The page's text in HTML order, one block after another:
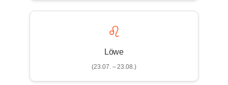
♌
Löwe
(23.07. – 23.08.)